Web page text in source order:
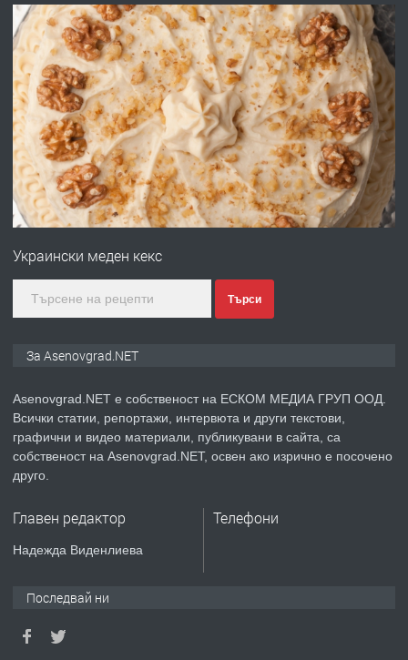
преди 10 месеца
ПРЕДЛАГА
Професионална броячна машина -
със сертификат от ЕЦБ
преди 1 година
ПРЕДЛАГА
Професионална зеленчукорезачка
преди 2 години
ПРЕДЛАГА
Давам индивидуалани уроци по
Украински меден кекс
Търси
За Asenovgrad.NET
Asenovgrad.NET е собственост на ЕСКОМ МЕДИА ГРУП ООД.
Всички статии, репортажи, интервюта и други текстови,
графични и видео материали, публикувани в сайта, са
собственост на Asenovgrad.NET, освен ако изрично е посочено
друго.
Главен редактор
Надежда Виденлиева
Телефони
Последвай ни